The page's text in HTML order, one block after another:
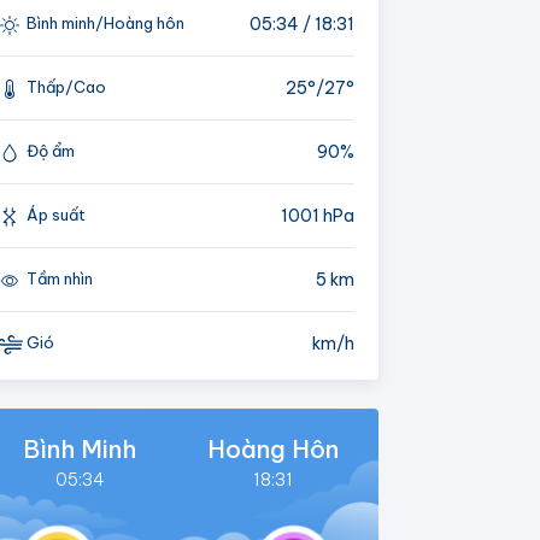
Bình minh/Hoàng hôn 05:34 / 18:31
Thấp/Cao 25°/27°
Độ ẩm 90%
Áp suất 1001 hPa
Tầm nhìn 5 km
Gió km/h
Bình Minh
05:34
Hoàng Hôn
18:31